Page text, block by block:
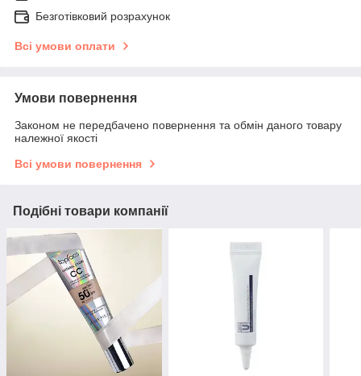
Безготівковий розрахунок
Всі умови оплати
Умови повернення
Законом не передбачено повернення та обмін даного товару
належної якості
Всі умови повернення
Подібні товари компанії